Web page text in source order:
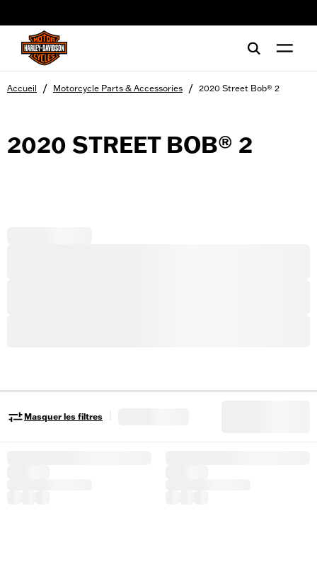
Accueil / Motorcycle Parts & Accessories / 2020 Street Bob® 2
2020 STREET BOB® 2
Masquer les filtres